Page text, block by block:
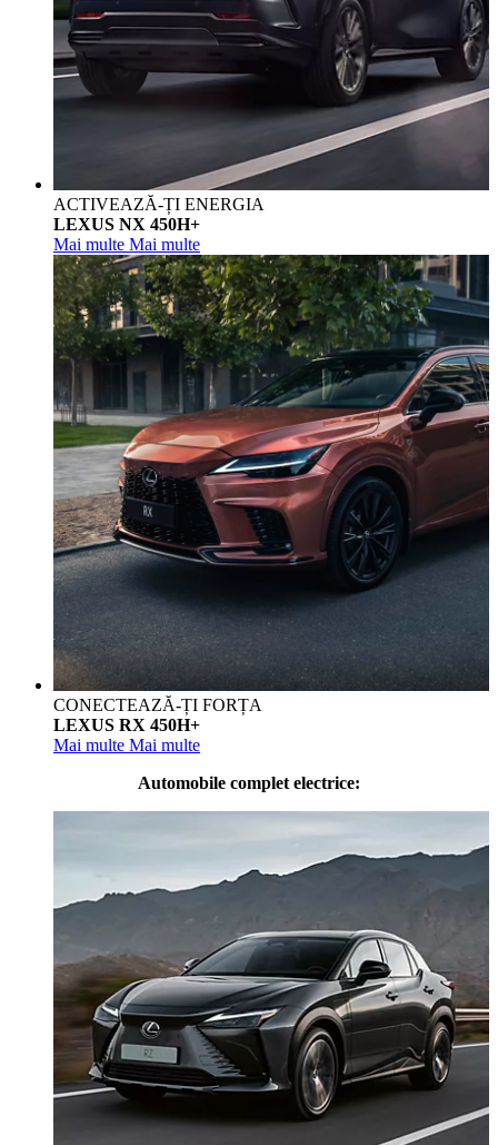
ACTIVEAZĂ-ȚI ENERGIA
LEXUS NX 450H+
Mai multe Mai multe
CONECTEAZĂ-ȚI FORȚA
LEXUS RX 450H+
Mai multe Mai multe
Automobile complet electrice: